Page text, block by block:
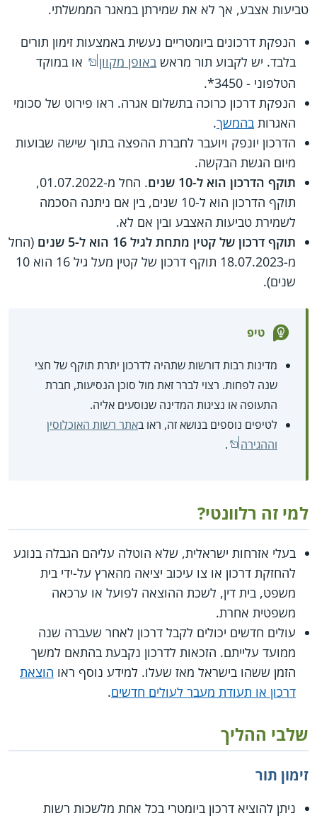
טביעות אצבע, אך לא את שמירתן במאגר הממשלתי.
הנפקת דרכונים ביומטריים נעשית באמצעות זימון תורים
בלבד. יש לקבוע תור מראש באופן מקוון
או במוקד
הטלפוני - 3450*.
הנפקת דרכון כרוכה בתשלום אגרה. ראו פירוט של סכומי
האגרות בהמשך.
הדרכון יונפק ויועבר לחברת ההפצה בתוך שישה שבועות
מיום הגשת הבקשה.
תוקף הדרכון הוא ל-10 שנים
. החל מ-01.07.2022,
תוקף הדרכון הוא ל-10 שנים, בין אם ניתנה הסכמה
לשמירת טביעות האצבע ובין אם לא.
תוקף דרכון של קטין מתחת לגיל 16 הוא ל-5 שנים
(החל
מ-18.07.2023 תוקף דרכון של קטין מעל גיל 16 הוא 10
שנים).
טיפ
מדינות רבות דורשות שתהיה לדרכון יתרת תוקף של חצי
שנה לפחות. רצוי לברר זאת מול סוכן הנסיעות, חברת
התעופה או נציגות המדינה שנוסעים אליה.
לטיפים נוספים בנושא זה, ראו באתר רשות האוכלוסין
וההגירה
.
למי זה רלוונטי?
בעלי אזרחות ישראלית, שלא הוטלה עליהם הגבלה בנוגע
להחזקת דרכון או צו עיכוב יציאה מהארץ על-ידי בית
משפט, בית דין, לשכת ההוצאה לפועל או ערכאה
משפטית אחרת.
עולים חדשים יכולים לקבל דרכון לאחר שעברה שנה
ממועד עלייתם. הזכאות לדרכון נקבעת בהתאם למשך
הזמן ששהו בישראל מאז שעלו. למידע נוסף ראו הוצאת
דרכון או תעודת מעבר לעולים חדשים.
שלבי ההליך
זימון תור
ניתן להוציא דרכון ביומטרי בכל אחת מלשכות רשות